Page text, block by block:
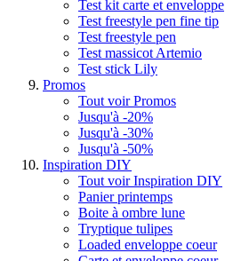
Test kit carte et enveloppe
Test freestyle pen fine tip
Test freestyle pen
Test massicot Artemio
Test stick Lily
Promos
Tout voir Promos
Jusqu'à -20%
Jusqu'à -30%
Jusqu'à -50%
Inspiration DIY
Tout voir Inspiration DIY
Panier printemps
Boite à ombre lune
Tryptique tulipes
Loaded enveloppe coeur